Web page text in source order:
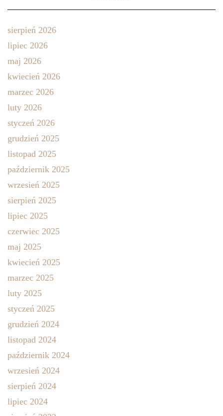
sierpień 2026
lipiec 2026
maj 2026
kwiecień 2026
marzec 2026
luty 2026
styczeń 2026
grudzień 2025
listopad 2025
październik 2025
wrzesień 2025
sierpień 2025
lipiec 2025
czerwiec 2025
maj 2025
kwiecień 2025
marzec 2025
luty 2025
styczeń 2025
grudzień 2024
listopad 2024
październik 2024
wrzesień 2024
sierpień 2024
lipiec 2024